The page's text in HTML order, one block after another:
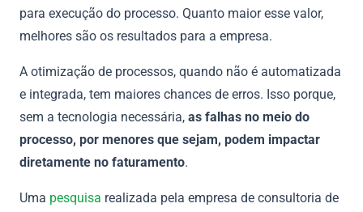
para execução do processo. Quanto maior esse valor,
melhores são os resultados para a empresa.
A otimização de processos, quando não é automatizada
e integrada, tem maiores chances de erros. Isso porque,
sem a tecnologia necessária, as falhas no meio do
processo, por menores que sejam, podem impactar
diretamente no faturamento.
Uma pesquisa realizada pela empresa de consultoria de